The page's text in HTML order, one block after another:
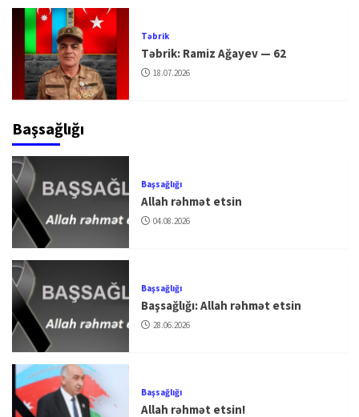
Təbrik
Təbrik: Ramiz Ağayev — 62
18.07.2026
Başsağlığı
Başsağlığı
Allah rəhmət etsin
04.08.2026
Başsağlığı
Başsağlığı: Allah rəhmət etsin
28.06.2026
Başsağlığı
Allah rəhmət etsin!